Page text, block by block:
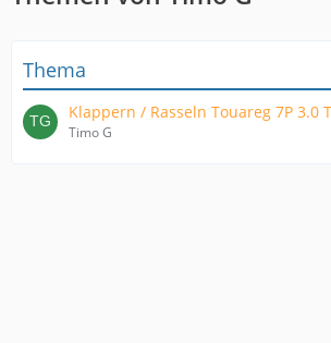
Thema
Klappern / Rasseln Touareg 7P 3.0
Timo G